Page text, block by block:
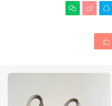
  
